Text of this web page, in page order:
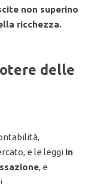
non superino
ricchezza.
delle
e le leggi in
, e